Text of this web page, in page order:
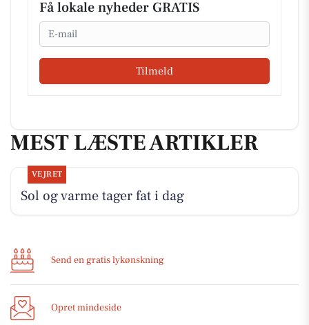
Få lokale nyheder GRATIS
Email
Tilmeld
MEST LÆSTE ARTIKLER
VEJRET
Sol og varme tager fat i dag
Send en gratis lykønskning
Opret mindeside